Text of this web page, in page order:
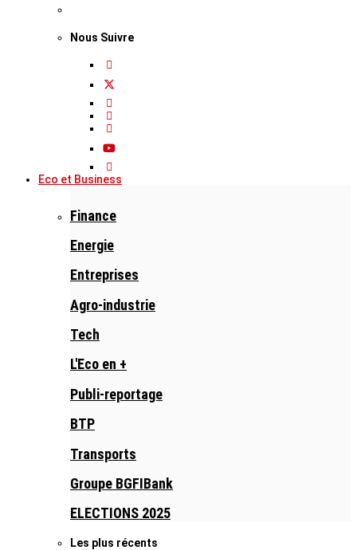
Nous Suivre
Eco et Business
Finance
Energie
Entreprises
Agro-industrie
Tech
L'Eco en +
Publi-reportage
BTP
Transports
Groupe BGFIBank
ELECTIONS 2025
Les plus récents